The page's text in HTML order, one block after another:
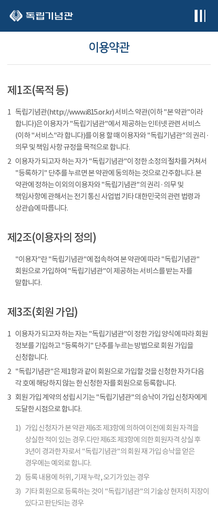
이용약관
제1조(목적 등)
1 독립기념관(http://www.i815.or.kr) 서비스 약관(이하 "본 약관"이라
합니다)은 이용자가 "독립기념관"에서 제공하는 인터넷 관련 서비스
(이하 "서비스"라 합니다)를 이용 할 때 이용자와 "독립기념관"의 권리 ·
의무 및 책임 사항 규정을 목적으로 합니다.
2 이용자가 되고자 하는 자가 "독립기념관"이 정한 소정의 절차를 거쳐서
"등록하기" 단추를 누르면 본 약관에 동의하는 것으로 간주합니다. 본
약관에 정하는 이외의 이용자와 "독립기념관"의 권리 · 의무 및
책임사항에 관해서는 전기 통신 사업법 기타 대한민국의 관련 법령과
상관습에 따릅니다.
제2조(이용자의 정의)
"이용자"란 "독립기념관"에 접속하여 본 약관에 따라 "독립기념관"
회원으로 가입하여 "독립기념관"이 제공하는 서비스를 받는 자를
말합니다.
제3조(회원 가입)
1 이용자가 되고자 하는 자는 "독립기념관"이 정한 가입 양식에 따라 회원
정보를 기입하고 "등록하기" 단추를 누르는 방법으로 회원 가입을
신청합니다.
2 "독립기념관"은 제1항과 같이 회원으로 가입할 것을 신청한 자가 다음
각 호에 해당하지 않는 한 신청한 자를 회원으로 등록합니다.
3 회원 가입 계약의 성립 시기는 "독립기념관"의 승낙이 가입 신청자에게
도달한 시점으로 합니다.
1) 가입 신청자가 본 약관 제6조 제3항에 의하여 이전에 회원 자격을
상실한 적이 있는 경우. 다만 제6조 제3항에 의한 회원자격 상실 후
3년이 경과한 자로서 "독립기념관"의 회원 재 가입 승낙을 얻은
경우에는 예외로 합니다.
2) 등록 내용에 허위, 기재 누락, 오기가 있는 경우
3) 기타 회원으로 등록하는 것이 "독립기념관"의 기술상 현저히 지장이
있다고 판단되는 경우